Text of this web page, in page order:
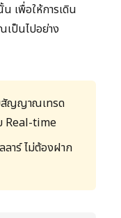
เพื่อให้การเดิน
ป็นไปอย่าง
ญญาณเทรด
Real-time
าร์ ไม่ต้องฝาก